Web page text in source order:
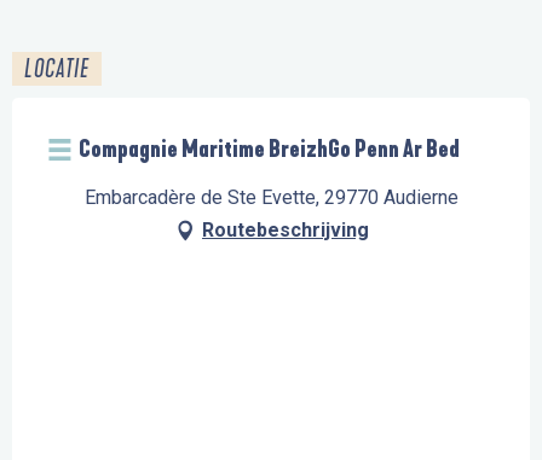
LOCATIE
Compagnie Maritime BreizhGo Penn Ar Bed
Embarcadère de Ste Evette, 29770 Audierne
Routebeschrijving